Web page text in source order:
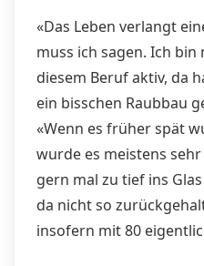
«Das Leben verlangt
muss ich sagen. Ich bin
diesem Beruf aktiv, da
ein bisschen Raubbau
«Wenn es früher spät
wurde es meistens
gern mal zu tief ins
da nicht so
insofern mit 80